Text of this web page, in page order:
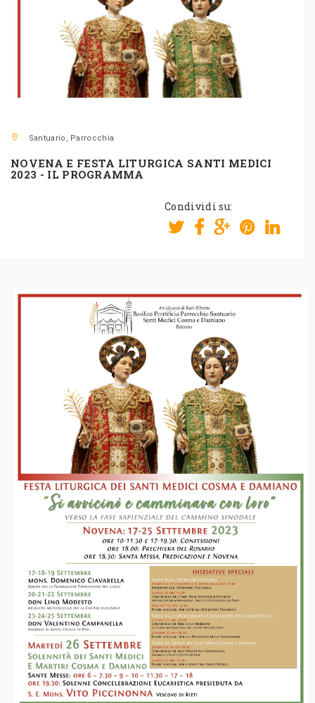
Santuario, Parrocchia
NOVENA E FESTA LITURGICA SANTI MEDICI
2023 - IL PROGRAMMA
Condividi su: